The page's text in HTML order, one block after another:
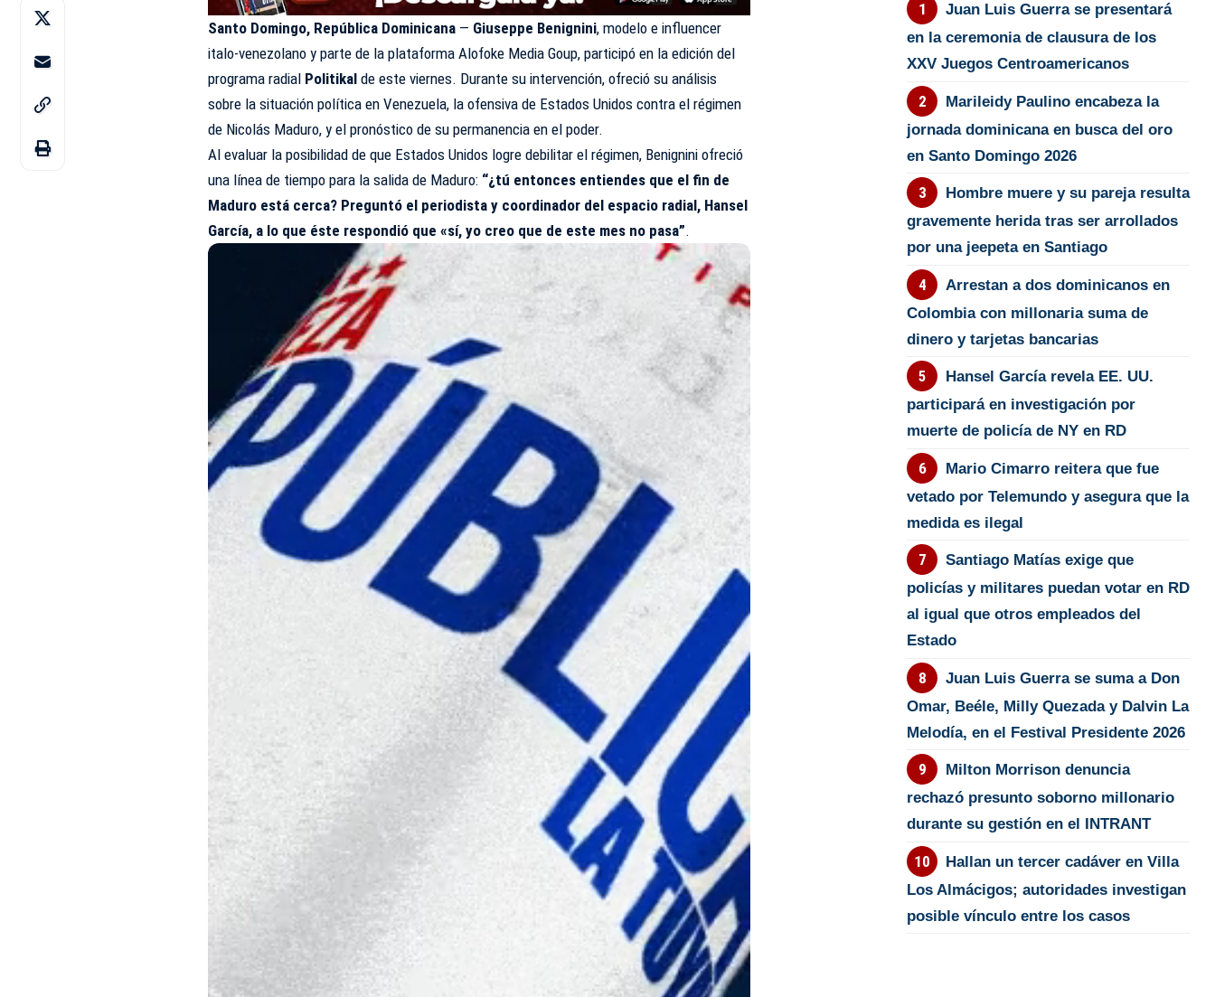
Santo Domingo, República Dominicana — Giuseppe Benignini, modelo e influencer
italo-venezolano y parte de la plataforma Alofoke Media Goup, participó en la edición del
programa radial Politikalde este viernes. Durante su intervención, ofreció su análisis
sobre la situación política en Venezuela, la ofensiva de Estados Unidos contra el régimen
de Nicolás Maduro, y el pronóstico de su permanencia en el poder.
Al evaluar la posibilidad de que Estados Unidos logre debilitar el régimen, Benignini ofreció
una línea de tiempo para la salida de Maduro: “¿tú entonces entiendes que el fin de
Maduro está cerca? Preguntó el periodista y coordinador del espacio radial, Hansel
García, a lo que éste respondió que «sí, yo creo que de este mes no pasa”.
Juan Luis Guerra se presentará
en la ceremonia de clausura de los
XXV Juegos Centroamericanos
Marileidy Paulino encabeza la
jornada dominicana en busca del oro
en Santo Domingo 2026
Hombre muere y su pareja resulta
gravemente herida tras ser arrollados
por una jeepeta en Santiago
Arrestan a dos dominicanos en
Colombia con millonaria suma de
dinero y tarjetas bancarias
Hansel García revela EE. UU.
participará en investigación por
muerte de policía de NY en RD
Mario Cimarro reitera que fue
vetado por Telemundo y asegura que la
medida es ilegal
Santiago Matías exige que
policías y militares puedan votar en RD
al igual que otros empleados del
Estado
Juan Luis Guerra se suma a Don
Omar, Beéle, Milly Quezada y Dalvin La
Melodía, en el Festival Presidente 2026
Milton Morrison denuncia
rechazó presunto soborno millonario
durante su gestión en el INTRANT
Hallan un tercer cadáver en Villa
Los Almácigos; autoridades investigan
posible vínculo entre los casos